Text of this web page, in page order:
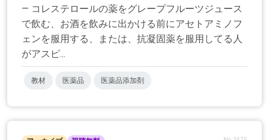
― コレステロールの薬をグレープフルーツジュース
で飲む、お酒を飲みに出かける前にアセトアミノフ
ェンを服用する、または、抗凝固薬を服用してる人
がアスピ...
教材 医薬品 医薬品添加剤